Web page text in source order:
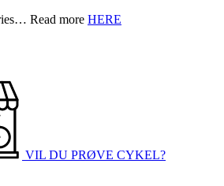
Read more HERE
VIL DU PRØVE CYKEL?